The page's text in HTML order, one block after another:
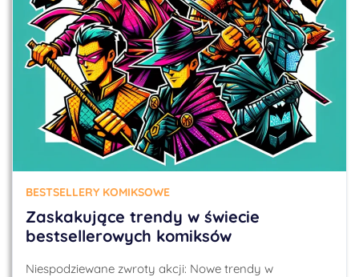
BESTSELLERY KOMIKSOWE
Zaskakujące trendy w świecie
bestsellerowych komiksów
Niespodziewane zwroty akcji: Nowe trendy w